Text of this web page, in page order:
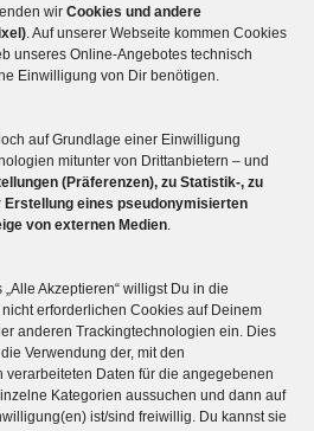
wir Cookies und andere
. Auf unserer Webseite kommen Cookies
unseres Online-Angebotes technisch
Einwilligung von Dir benötigen.
auf Grundlage einer Einwilligung
mitunter von Drittanbietern – und
(Präferenzen), zu Statistik-, zu
Erstellung eines pseudonymisierten
von externen Medien.
Akzeptieren“ willigst Du in die
erforderlichen Cookies auf Deinem
anderen Trackingtechnologien ein. Dies
Verwendung der, mit den
Daten für die angegebenen
Kategorien aussuchen und dann auf
ist/sind freiwillig. Du kannst sie